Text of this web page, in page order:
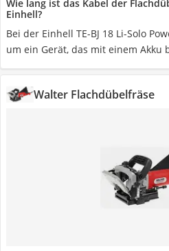
Wie lang ist das Kabel der
Einhell?
Bei der Einhell TE-BJ 18 Li-Solo
um ein Gerät, das mit einem Akku
Walter Flachdübelfräse